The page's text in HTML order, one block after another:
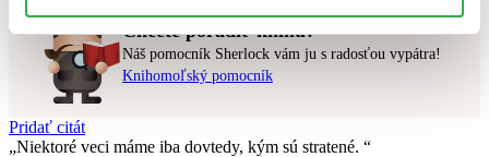
Chcete poradiť knihu?
Náš pomocník Sherlock vám ju s radosťou vypátra!
Knihomoľský pomocník
Pridať citát
Niektoré veci máme iba dovtedy, kým sú stratené.